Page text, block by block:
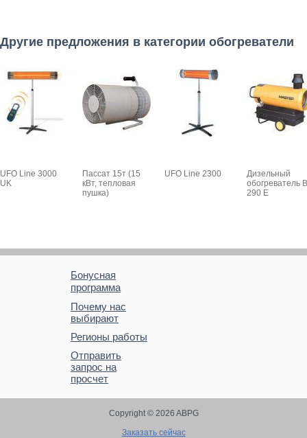
Другие предложения в категории обогреватели
UFO Line 3000
UK
Пассат 15т (15
кВт, тепловая
пушка)
UFO Line 2300
Дизельный
обогреватель
290 E
Бонусная
программа
Почему нас
выбирают
Регионы работы
Отправить
запрос на
просчет
Copyright © 2026 ABPG
Заказать сейчас